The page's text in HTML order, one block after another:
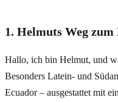
1. Helmuts Weg
Hallo, ich bin Helmut, und
Besonders Latein- und
Ecuador – ausgestattet mit